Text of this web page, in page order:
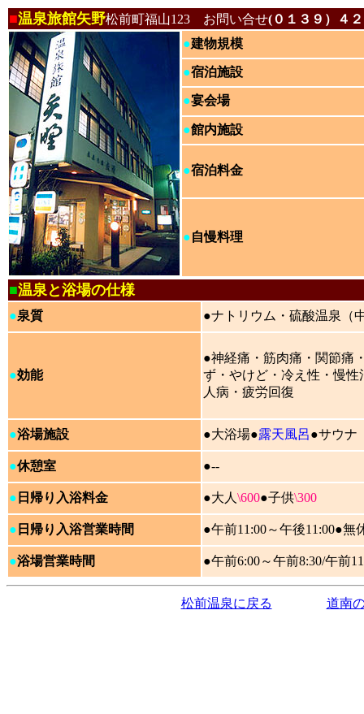
■温泉旅館矢野松前町福山123 お問い合せ(０１３９）４
●建物規模
●宿泊施設
●宴会場
●館内施設
●宿泊料金
●自慢料理
■温泉と浴場の仕様
●泉質 ●ナトリウム・硫酸温泉（
●効能
●神経痛・筋肉痛・関節痛
ず・やけど・冷え性・慢
人病・疲労回復
●浴場施設 ●大浴場●露天風呂●サウナ
●休憩室 ●--
● 日帰り入浴料金 ●大人 \600●子供\300
● 日帰り入浴営業時間 ●午前11:00～午後11:00●無
●浴場営業時間 ●午前6:00～午前8:30/午前
松前温泉に戻る 道南